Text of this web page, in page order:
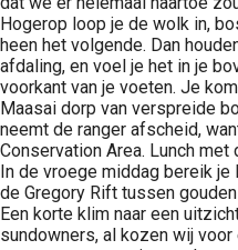
Hogerop loop je de wolk in,
heen het volgende. Dan
afdaling, en voel je het in je
voorkant van je voeten. Je
Maasai dorp van verspreide
neemt de ranger afscheid,
Conservation Area. Lunch
In de vroege middag bereik je
de Gregory Rift tussen
Een korte klim naar een
sundowners, al kozen wij